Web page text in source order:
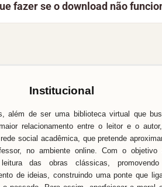
a biblioteca gratuita e
fazer se o download não
Institucional
além de ser uma biblioteca virtual que
relacionamento entre o leitor e o
social acadêmica, que pretende
no ambiente online. Com o objetivo
das obras clássicas,
de ideias, construindo uma ponte que